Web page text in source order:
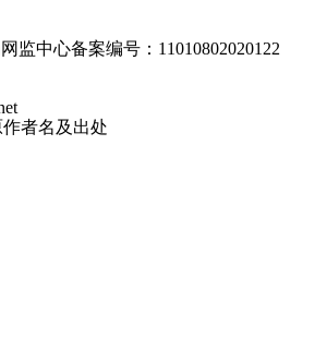
监中心备案编号：11010802020122
者名及出处